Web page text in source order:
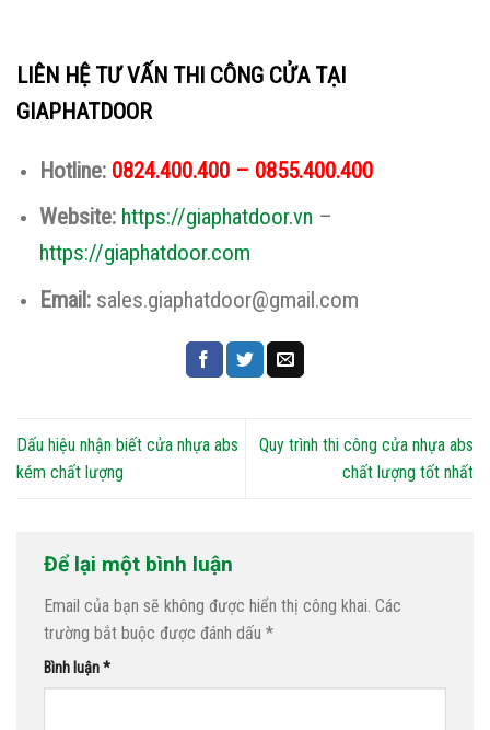
LIÊN HỆ TƯ VẤN THI CÔNG CỬA TẠI
GIAPHATDOOR
Hotline: 0824.400.400 – 0855.400.400
Website: https://giaphatdoor.vn –
https://giaphatdoor.com
Email: sales.giaphatdoor@gmail.com
Dấu hiệu nhận biết cửa nhựa abs
kém chất lượng
Quy trình thi công cửa nhựa abs
chất lượng tốt nhất
Để lại một bình luận
Email của bạn sẽ không được hiển thị công khai. Các
trường bắt buộc được đánh dấu *
Bình luận*